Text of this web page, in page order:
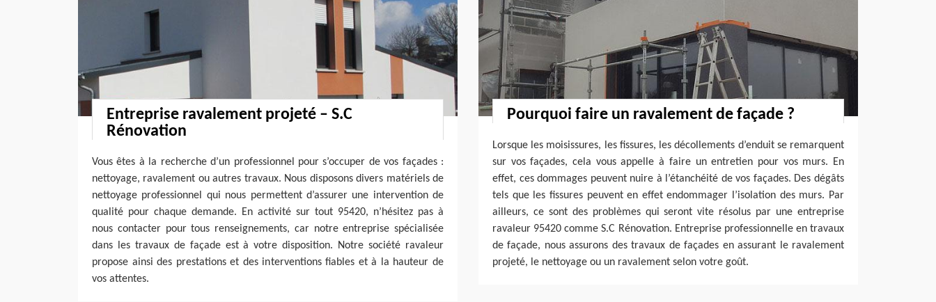
Entreprise ravalement projeté – S.C
Rénovation
Vous êtes à la recherche d’un professionnel pour s’occuper de vos façades :
nettoyage, ravalement ou autres travaux. Nous disposons divers matériels de
nettoyage professionnel qui nous permettent d’assurer une intervention de
qualité pour chaque demande. En activité sur tout 95420, n’hésitez pas à
nous contacter pour tous renseignements, car notre entreprise spécialisée
dans les travaux de façade est à votre disposition. Notre société ravaleur
propose ainsi des prestations et des interventions fiables et à la hauteur de
vos attentes.
Pourquoi faire un ravalement de façade ?
Lorsque les moisissures, les fissures, les décollements d’enduit se remarquent
sur vos façades, cela vous appelle à faire un entretien pour vos murs. En
effet, ces dommages peuvent nuire à l’étanchéité de vos façades. Des dégâts
tels que les fissures peuvent en effet endommager l’isolation des murs. Par
ailleurs, ce sont des problèmes qui seront vite résolus par une entreprise
ravaleur 95420 comme S.C Rénovation. Entreprise professionnelle en travaux
de façade, nous assurons des travaux de façades en assurant le ravalement
projeté, le nettoyage ou un ravalement selon votre goût.